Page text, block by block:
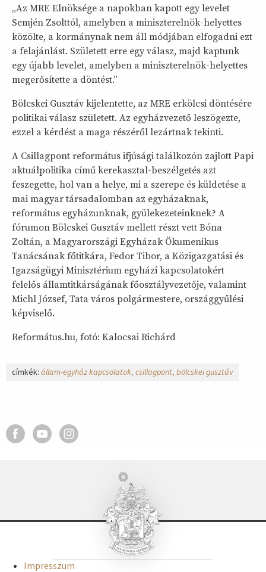
„Az MRE Elnöksége a napokban kapott egy levelet
Semjén Zsolttól, amelyben a miniszterelnök-helyettes
közölte, a kormánynak nem áll módjában elfogadni ezt
a felajánlást. Született erre egy válasz, majd kaptunk
egy újabb levelet, amelyben a miniszterelnök-helyettes
megerősítette a döntést.”
Bölcskei Gusztáv kijelentette, az MRE erkölcsi döntésére
politikai válasz született. Az egyházvezető leszögezte,
ezzel a kérdést a maga részéről lezártnak tekinti.
A Csillagpont református ifjúsági találkozón zajlott Papi
aktuálpolitika című kerekasztal-beszélgetés azt
feszegette, hol van a helye, mi a szerepe és küldetése a
mai magyar társadalomban az egyházaknak,
református egyházunknak, gyülekezeteinknek? A
fórumon Bölcskei Gusztáv mellett részt vett Bóna
Zoltán, a Magyarországi Egyházak Ökumenikus
Tanácsának főtitkára, Fedor Tibor, a Közigazgatási és
Igazságügyi Minisztérium egyházi kapcsolatokért
felelős államtitkárságának főosztályvezetője, valamint
Michl József, Tata város polgármestere, országgyűlési
képviselő.
Református.hu, fotó: Kalocsai Richárd
címkék: állam-egyház kapcsolatok csillagpont bölcskei gusztáv
Impresszum